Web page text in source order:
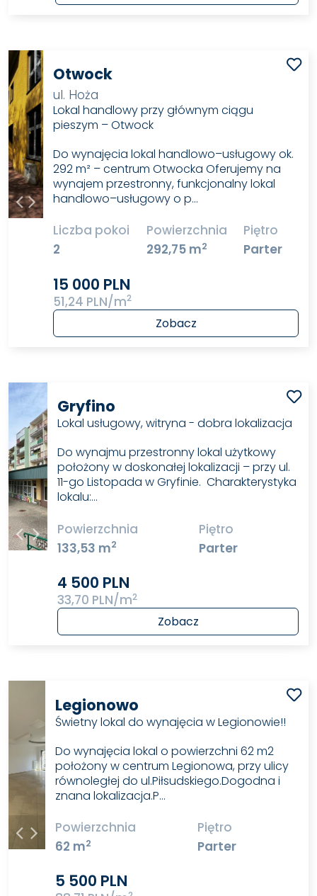
Otwock
ul. Hoża
Lokal handlowy przy głównym ciągu
pieszym – Otwock
Do wynajęcia lokal handlowo–usługowy ok.
292 m² – centrum Otwocka Oferujemy na
wynajem przestronny, funkcjonalny lokal
handlowo–usługowy o p…
Liczba pokoi
2
Powierzchnia
292,75 m2
Piętro
Parter
15 000 PLN
51,24 PLN/m2
Zobacz
Gryfino
Lokal usługowy, witryna - dobra lokalizacja
Do wynajmu przestronny lokal użytkowy
położony w doskonałej lokalizacji – przy ul.
11-go Listopada w Gryfinie. Charakterystyka
lokalu:…
Powierzchnia
133,53 m2
Piętro
Parter
4 500 PLN
33,70 PLN/m2
Zobacz
Legionowo
Świetny lokal do wynajęcia w Legionowie!!
Do wynajęcia lokal o powierzchni 62 m2
położony w centrum Legionowa, przy ulicy
równoległej do ul.Piłsudskiego.Dogodna i
znana lokalizacja.P…
Powierzchnia
62 m2
Piętro
Parter
5 500 PLN